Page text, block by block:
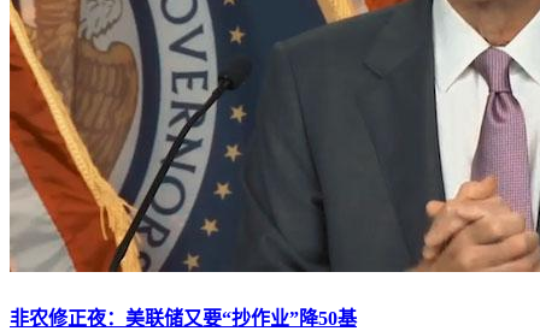
非农修正夜：美联储又要“抄作业”降50基